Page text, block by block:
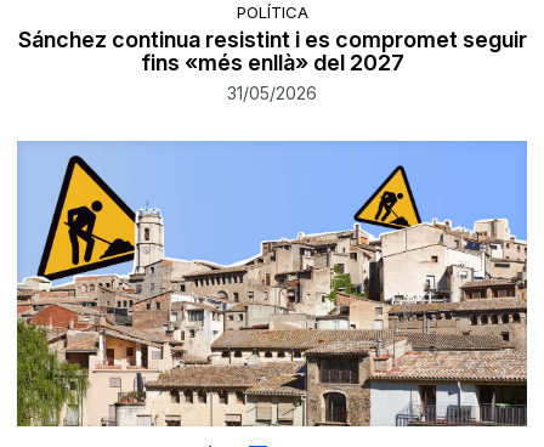
POLÍTICA
Sánchez continua resistint i es compromet seguir
fins «més enllà» del 2027
31/05/2026